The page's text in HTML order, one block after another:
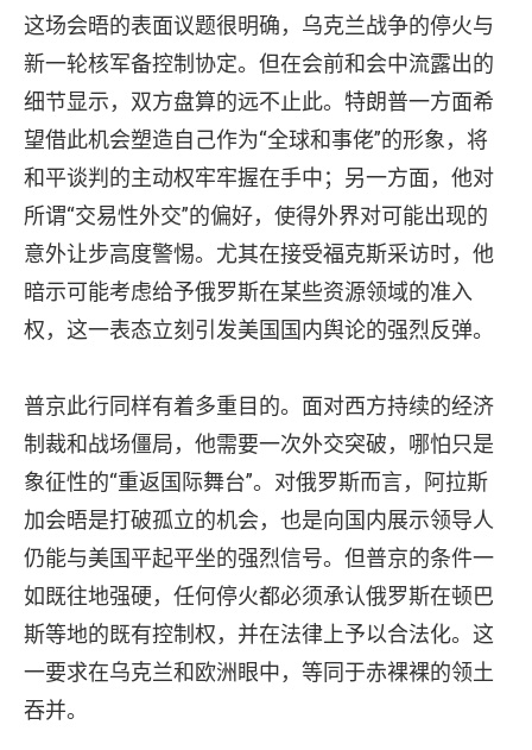
这场会晤的表面议题很明确，乌克兰战争的停火与
新一轮核军备控制协定。但在会前和会中流露出的
细节显示，双方盘算的远不止此。特朗普一方面希
望借此机会塑造自己作为“全球和事佬”的形象，将
和平谈判的主动权牢牢握在手中；另一方面，他对
所谓“交易性外交”的偏好，使得外界对可能出现的
意外让步高度警惕。尤其在接受福克斯采访时，他
暗示可能考虑给予俄罗斯在某些资源领域的准入
权，这一表态立刻引发美国国内舆论的强烈反弹。
普京此行同样有着多重目的。面对西方持续的经济
制裁和战场僵局，他需要一次外交突破，哪怕只是
象征性的“重返国际舞台”。对俄罗斯而言，阿拉斯
加会晤是打破孤立的机会，也是向国内展示领导人
仍能与美国平起平坐的强烈信号。但普京的条件一
如既往地强硬，任何停火都必须承认俄罗斯在顿巴
斯等地的既有控制权，并在法律上予以合法化。这
一要求在乌克兰和欧洲眼中，等同于赤裸裸的领土
吞并。